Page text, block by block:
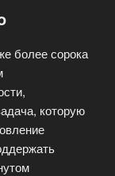
более сорока
которую